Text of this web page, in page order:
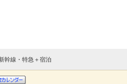
幹線・特急＋宿泊